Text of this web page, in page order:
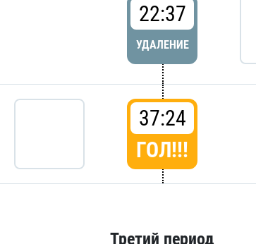
22:37
УДАЛЕНИЕ
37:24
ГОЛ!!!
Третий период